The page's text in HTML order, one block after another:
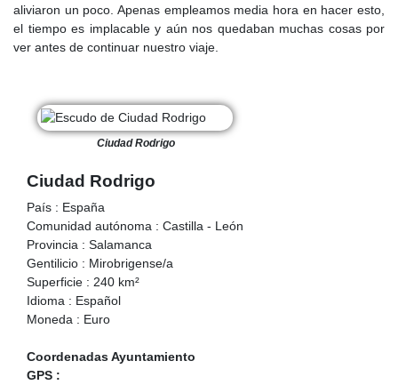
aliviaron un poco. Apenas empleamos media hora en hacer esto,
el tiempo es implacable y aún nos quedaban muchas cosas por
ver antes de continuar nuestro viaje.
Ciudad Rodrigo
Ciudad Rodrigo
País : España
Comunidad autónoma : Castilla - León
Provincia : Salamanca
Gentilicio : Mirobrigense/a
Superficie : 240 km²
Idioma : Español
Moneda : Euro
Coordenadas Ayuntamiento
GPS :